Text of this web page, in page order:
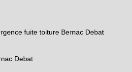
fuite toiture Bernac Debat
Debat